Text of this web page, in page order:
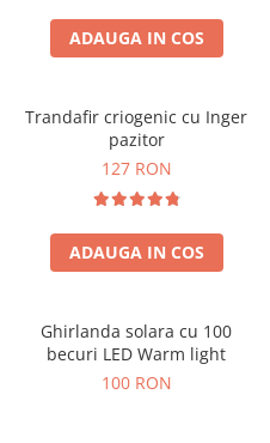
ADAUGA IN COS
Trandafir criogenic cu Inger
pazitor
127 RON
ADAUGA IN COS
Ghirlanda solara cu 100
becuri LED Warm light
100 RON